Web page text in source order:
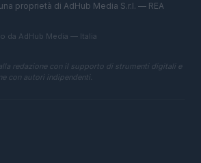
proprietà di AdHub Media S.r.l. — REA
da AdHub Media — Italia
redazione con il supporto di strumenti digitali e
con autori indipendenti.